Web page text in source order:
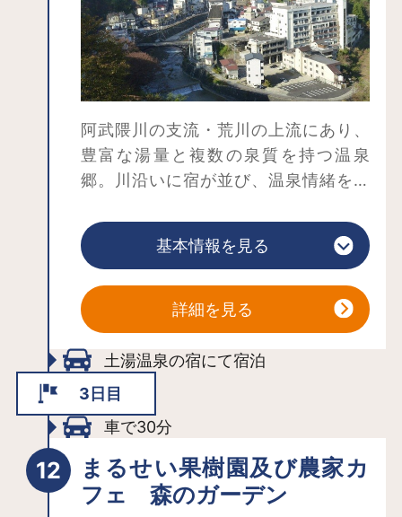
阿武隈川の支流・荒川の上流にあり、
豊富な湯量と複数の泉質を持つ温泉
郷。川沿いに宿が並び、温泉情緒を満
郷では、秘湯ムードを堪能できる。温
泉の泉質は肌に優しい無色透明の単純
泉、白濁した硫黄の匂いと秘湯感が漂
う硫黄泉などお好みに合わせた宿と泉
質を選ぶことができる。温泉街には足
ってみては？
【土湯こけし】 土湯温泉は遠刈田、
鳴子と並ぶ三大こけしの発祥地と言わ
れています。 頭頂部の「蛇の目模
様」、クジラ目にたれ鼻、おちょぼ口
基本情報を見る
詳細を見る
土湯温泉の宿にて宿泊
3日目
車で30分
まるせい果樹園及び農家カ
フェ 森のガーデン